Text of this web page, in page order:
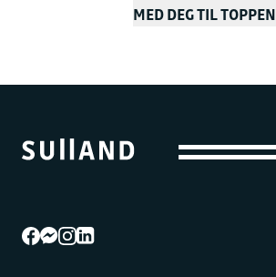
MED DEG TIL TOPPEN